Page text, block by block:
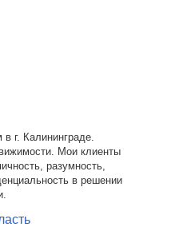
г. Калининграде.
Мои клиенты
разумность,
в решении